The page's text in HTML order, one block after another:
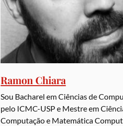
Ramon Chiara
Sou Bacharel em Ciências de
pelo ICMC-USP e Mestre em
Computação e Matemática